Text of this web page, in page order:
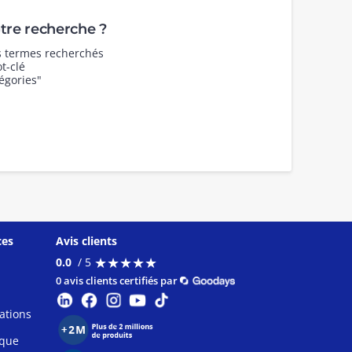
recherche ?
recherchés
clé
Avis clients
0.0 / 5 ★★★★★
★★★★★
0 avis clients certifiés par